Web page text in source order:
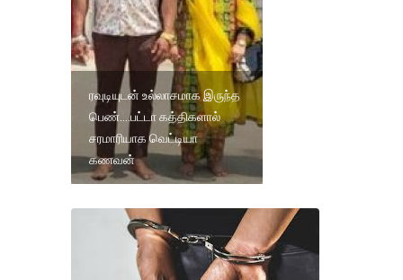
ரவுடியுடன் உல்லாசமாக இருந்த
பெண்....பட்டா கத்திகளால்
சரமாரியாக வெட்டியா
கணவன்